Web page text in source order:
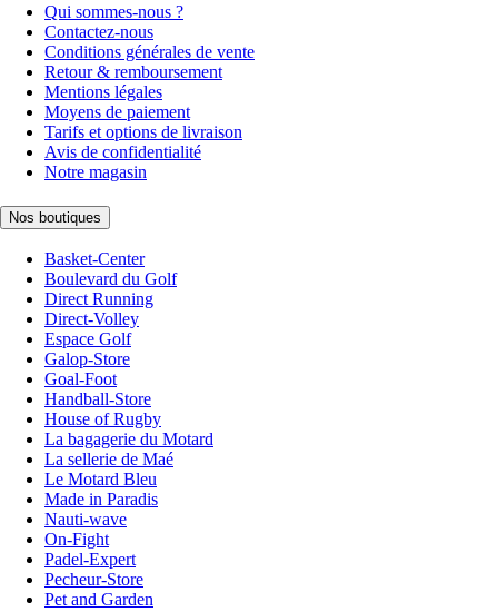
Qui sommes-nous ?
Contactez-nous
Conditions générales de vente
Retour & remboursement
Mentions légales
Moyens de paiement
Tarifs et options de livraison
Avis de confidentialité
Notre magasin
Nos boutiques
Basket-Center
Boulevard du Golf
Direct Running
Direct-Volley
Espace Golf
Galop-Store
Goal-Foot
Handball-Store
House of Rugby
La bagagerie du Motard
La sellerie de Maé
Le Motard Bleu
Made in Paradis
Nauti-wave
On-Fight
Padel-Expert
Pecheur-Store
Pet and Garden